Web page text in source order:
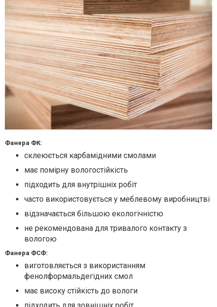
Фанера ФК:
склеюється карбамідними смолами
має помірну вологостійкість
підходить для внутрішніх робіт
часто використовується у меблевому виробництві
відзначається більшою екологічністю
не рекомендована для тривалого контакту з
вологою
Фанера ФСФ:
виготовляється з використанням
фенолформальдегідних смол
має високу стійкість до вологи
підходить для зовнішніх робіт